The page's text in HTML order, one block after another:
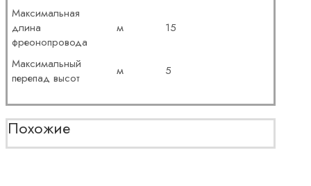
Максимальная
длина
фреонопровода
м 15
Максимальный
перепад высот
м 5
Похожие